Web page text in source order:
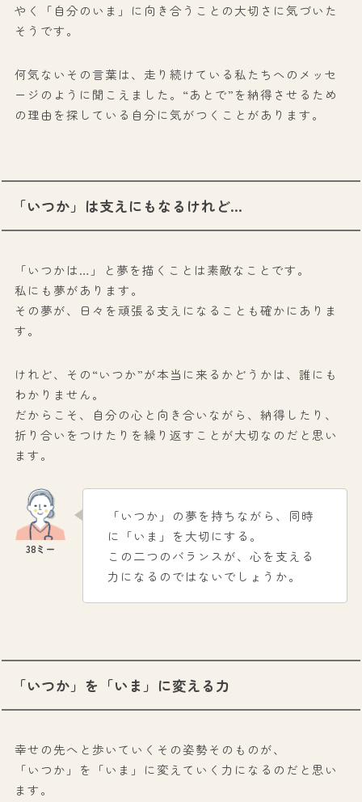
やく「自分のいま」に向き合うことの大切さに気づいた
そうです。
何気ないその言葉は、走り続けている私たちへのメッセ
ージのように聞こえました。“あとで”を納得させるため
の理由を探している自分に気がつくことがあります。
「いつか」は支えにもなるけれど…
「いつかは…」と夢を描くことは素敵なことです。
私にも夢があります。
その夢が、日々を頑張る支えになることも確かにありま
す。
けれど、その“いつか”が本当に来るかどうかは、誰にも
わかりません。
だからこそ、自分の心と向き合いながら、納得したり、
折り合いをつけたりを繰り返すことが大切なのだと思い
ます。
「いつか」の夢を持ちながら、同時
に「いま」を大切にする。
この二つのバランスが、心を支える
力になるのではないでしょうか。
「いつか」を「いま」に変える力
幸せの先へと歩いていくその姿勢そのものが、
「いつか」を「いま」に変えていく力になるのだと思い
ます。